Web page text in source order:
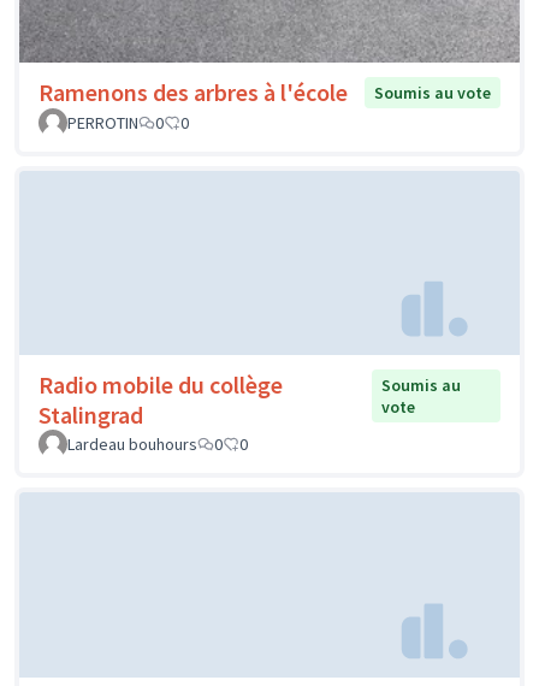
Ramenons des arbres à l'école
Soumis au vote
PERROTIN
0 0
Radio mobile du collège
Stalingrad
Soumis au
vote
Lardeau bouhours
0 0